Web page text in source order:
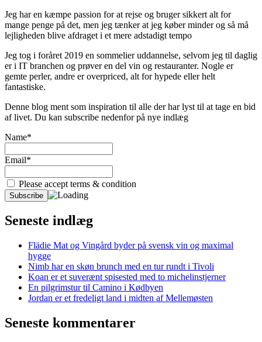
Jeg har en kæmpe passion for at rejse og bruger sikkert alt for
mange penge på det, men jeg tænker at jeg køber minder og så må
lejligheden blive afdraget i et mere adstadigt tempo
Jeg tog i foråret 2019 en sommelier uddannelse, selvom jeg til daglig
er i IT branchen og prøver en del vin og restauranter. Nogle er
gemte perler, andre er overpriced, alt for hypede eller helt
fantastiske.
Denne blog ment som inspiration til alle der har lyst til at tage en bid
af livet. Du kan subscribe nedenfor på nye indlæg
Name*
Email*
Please accept terms & condition
Seneste indlæg
Flädie Mat og Vingård byder på svensk vin og maximal
hygge
Nimb har en skøn brunch med en tur rundt i Tivoli
Koan er et suverænt spisested med to michelinstjerner
En pilgrimstur til Camino i Kødbyen
Jordan er et fredeligt land i midten af Mellemøsten
Seneste kommentarer